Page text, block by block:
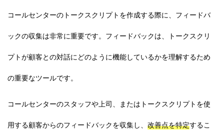
コールセンターのトークスクリプトを作成する際に、フィードバ
ックの収集は非常に重要です。フィードバックは、トークスクリ
プトが顧客との対話にどのように機能しているかを理解するため
の重要なツールです。
コールセンターのスタッフや上司、またはトークスクリプトを使
用する顧客からのフィードバックを収集し、 改善点を特定するこ